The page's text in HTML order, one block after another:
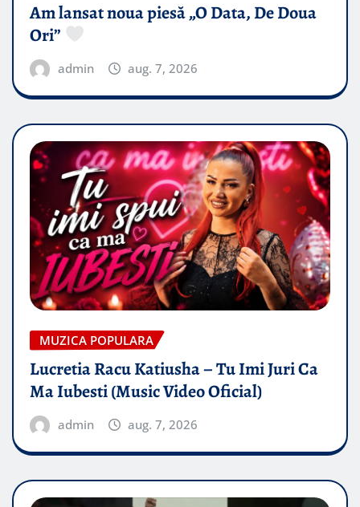
Am lansat noua piesă „O Data, De Doua
Ori”
admin aug. 7, 2026
MUZICA POPULARA
Lucretia Racu Katiusha – Tu Imi Juri Ca
Ma Iubesti (Music Video Oficial)
admin aug. 7, 2026